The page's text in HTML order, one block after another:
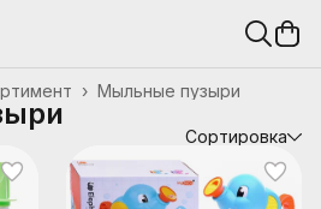
Мыльные пузыри
›
Сортировка